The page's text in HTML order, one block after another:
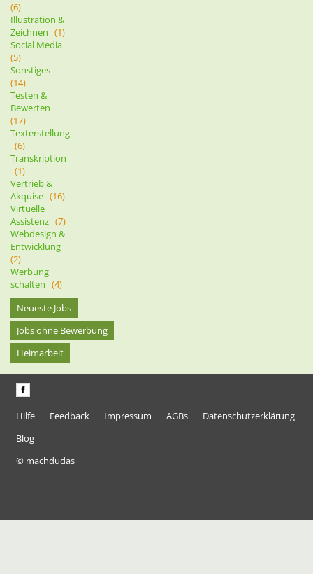
(6)
Illustration &
Zeichnen (1)
Social Media
(5)
Sonstiges
(14)
Testen &
Bewerten
(17)
Texterstellung
(6)
Transkription
(1)
Vertrieb &
Akquise (16)
Virtuelle
Assistenz (7)
Webdesign &
Entwicklung
(2)
Werbung
schalten (4)
Neueste Jobs
Jobs ohne Bewerbung
Heimarbeit
Hilfe Feedback Impressum AGBs
Datenschutzerklärung
Blog
© machdudas